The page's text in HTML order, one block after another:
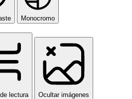
Monocromo
lectura Ocultar imágenes